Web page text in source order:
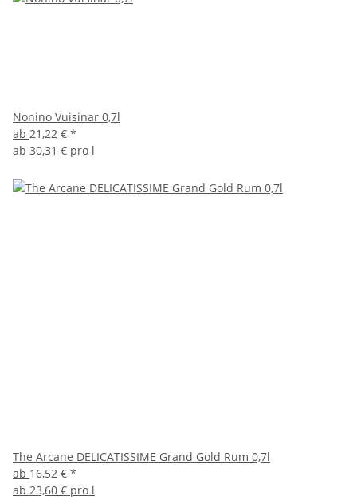
Nonino Vuisinar 0,7l
ab 21,22 € *
ab 30,31 € pro l
The Arcane DELICATISSIME Grand Gold Rum 0,7l
ab 16,52 € *
ab 23,60 € pro l